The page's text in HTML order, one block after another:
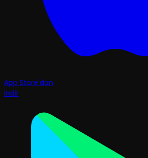
App Store'dan
İndir